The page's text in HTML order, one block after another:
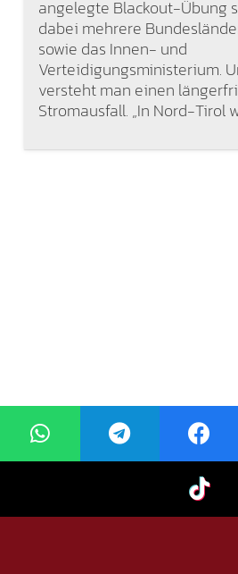
angelegte Blackout-Übung
dabei mehrere
sowie das Innen- und
Verteidigungsministerium.
versteht man einen
Stromausfall. „In Nord-Tirol